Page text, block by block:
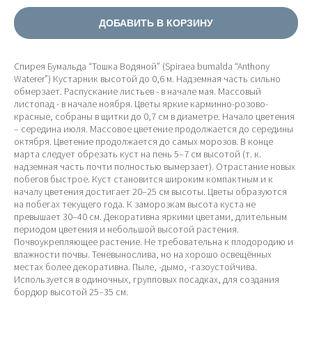
ДОБАВИТЬ В КОРЗИНУ
Спирея Бумальда “Тошка Водяной” (Spiraea bumalda “Anthony
Waterer”) Кустарник высотой до 0,6 м. Надземная часть сильно
обмерзает. Распускание листьев - в начале мая. Массовый
листопад - в начале ноября. Цветы яркие карминно-розово-
красные, собраны в щитки до 0,7 см в диаметре. Начало цветения
– середина июля. Массовое цветение продолжается до середины
октября. Цветение продолжается до самых морозов. В конце
марта следует обрезать куст на пень 5–7 см высотой (т. к.
надземная часть почти полностью вымерзает). Отрастание новых
побегов быстрое. Куст становится широким компактным и к
началу цветения достигает 20–25 см высоты. Цветы образуются
на побегах текущего года. К заморозкам высота куста не
превышает 30–40 см. Декоративна яркими цветами, длительным
периодом цветения и небольшой высотой растения.
Почвоукрепляющее растение. Не требовательна к плодородию и
влажности почвы. Теневынослива, но на хорошо освещённых
местах более декоративна. Пыле, -дымо, -газоустойчива.
Используется в одиночных, групповых посадках, для создания
бордюр высотой 25–35 см.